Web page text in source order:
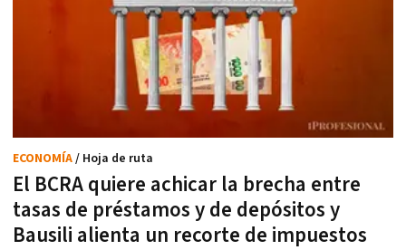
El BCRA quiere achicar la brecha entre
tasas de préstamos y de depósitos y
Bausili alienta un recorte de impuestos
ECONOMÍA/ Hoja de ruta